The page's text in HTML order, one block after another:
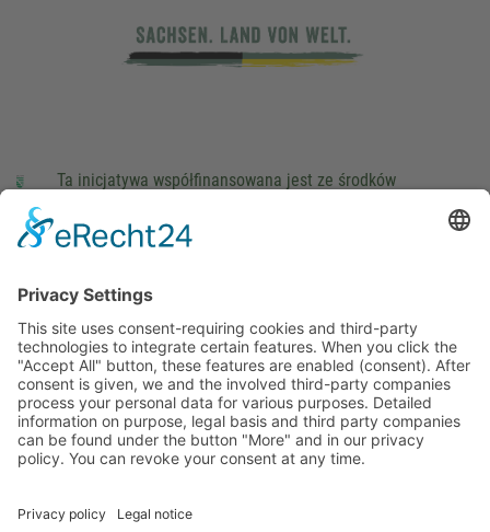
Ta inicjatywa współfinansowana jest ze środków
parlamentarzystów Landtagu Saksońskiego budżetu.
stopka redakcyjna
This site uses consent-requiring cookies and third-party
technologies to integrate certain features. When you click the
"Accept All" button, these features are enabled (consent).
After consent is given, we and the involved third-party
companies process your personal data for various purposes.
companies can be found under the button "More" and in our